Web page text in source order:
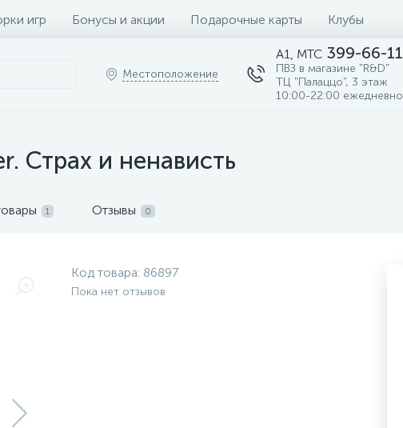
игр Бонусы и акции Подарочные карты Клубы
Местоположение
A1, MTC 399-66-11
ПВЗ в магазине "R&D"
ТЦ "Палаццо", 3 этаж
10:00-22:00 ежедневно
Страх и ненависть
1 Отзывы 0
Код товара: 86897
Пока нет отзывов